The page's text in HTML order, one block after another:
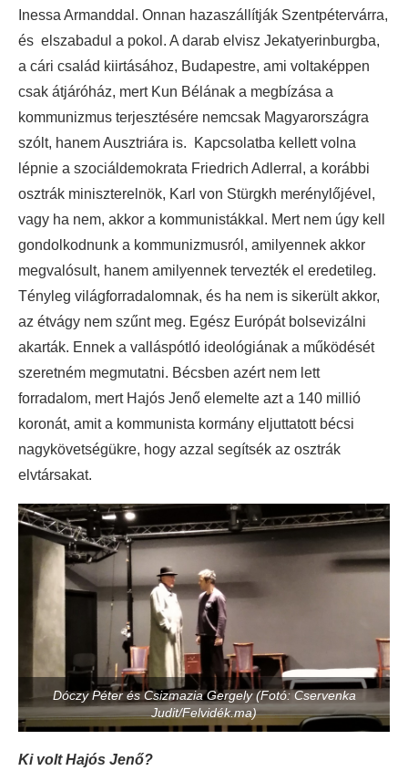
Inessa Armanddal. Onnan hazaszállítják Szentpétervárra,
és elszabadul a pokol. A darab elvisz Jekatyerinburgba,
a cári család kiirtásához, Budapestre, ami voltaképpen
csak átjáróház, mert Kun Bélának a megbízása a
kommunizmus terjesztésére nemcsak Magyarországra
szólt, hanem Ausztriára is. Kapcsolatba kellett volna
lépnie a szociáldemokrata Friedrich Adlerral, a korábbi
osztrák miniszterelnök, Karl von Stürgkh merénylőjével,
vagy ha nem, akkor a kommunistákkal. Mert nem úgy kell
gondolkodnunk a kommunizmusról, amilyennek akkor
megvalósult, hanem amilyennek tervezték el eredetileg.
Tényleg világforradalomnak, és ha nem is sikerült akkor,
az étvágy nem szűnt meg. Egész Európát bolsevizálni
akarták. Ennek a valláspótló ideológiának a működését
szeretném megmutatni. Bécsben azért nem lett
forradalom, mert Hajós Jenő elemelte azt a 140 millió
koronát, amit a kommunista kormány eljuttatott bécsi
nagykövetségükre, hogy azzal segítsék az osztrák
elvtársakat.
Dóczy Péter és Csizmazia Gergely (Fotó: Cservenka
Judit/Felvidék.ma)
Ki volt Hajós Jenő?